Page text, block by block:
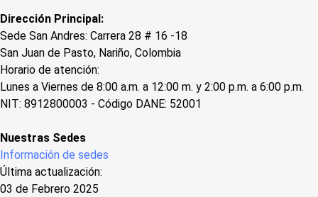
Dirección Principal:
Sede San Andres: Carrera 28 # 16 -18
San Juan de Pasto, Nariño, Colombia
Horario de atención:
Lunes a Viernes de 8:00 a.m. a 12:00 m. y 2:00 p.m. a 6:00 p.m.
NIT: 8912800003 - Código DANE: 52001
Nuestras Sedes
Información de sedes
Última actualización:
03 de Febrero 2025